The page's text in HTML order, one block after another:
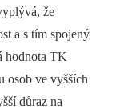
že
a s tím spojený
hodnota TK
osob ve vyšších
důraz na